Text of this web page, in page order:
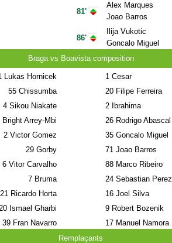
81'
86'
Alex Marques
Joao Barros
Ilija Vukotic
Goncalo Miguel
Braga vs Boavista composition
Lukas Hornicek
55Chissumba
4Sikou Niakate
Bright Arrey-Mbi
2Victor Gomez
29Gorby
6Vitor Carvalho
7Bruma
21Ricardo Horta
Ismael Gharbi
39Fran Navarro
1Cesar
20Filipe Ferreira
2Ibrahima
26Rodrigo Abascal
35Goncalo Miguel
71Joao Barros
88Marco Ribeiro
24Sebastian Perez
16Joel Silva
9Robert Bozenik
17Manuel Namora
Remplaçants